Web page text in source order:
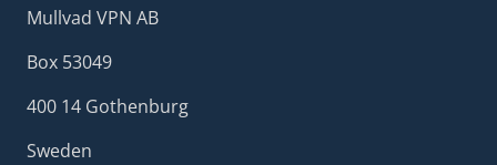
Mullvad VPN AB
Box 53049
400 14 Gothenburg
Sweden